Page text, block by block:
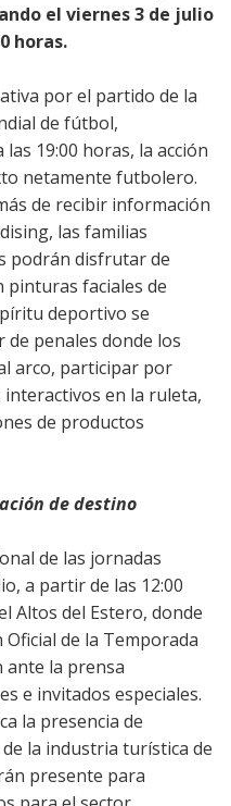
el viernes 3 de julio
horas.
por el partido de la
de fútbol,
19:00 horas, la acción
netamente futbolero.
de recibir información
las familias
podrán disfrutar de
pinturas faciales de
deportivo se
penales donde los
arco, participar por
en la ruleta,
de productos
de destino
de las jornadas
a partir de las 12:00
Altos del Estero, donde
de la Temporada
ante la prensa
e invitados especiales.
la presencia de
la industria turística de
presente para